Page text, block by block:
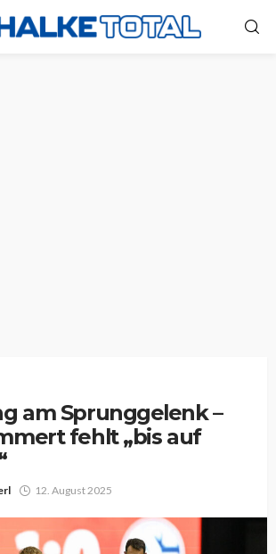
am Sprunggelenk –
fehlt „bis auf
12. August 2025